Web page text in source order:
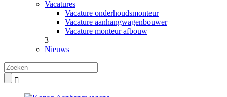
Vacatures
Vacature onderhoudsmonteur
Vacature aanhangwagenbouwer
Vacature monteur afbouw
3
Nieuws